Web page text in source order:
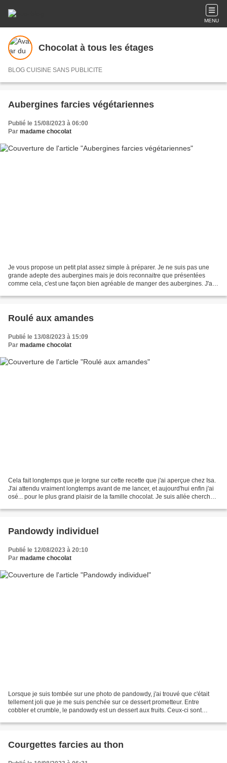
MENU
Chocolat à tous les étages
BLOG CUISINE SANS PUBLICITE
Aubergines farcies végétariennes
Publié le 15/08/2023 à 06:00
Par madame chocolat
Je vous propose un petit plat assez simple à préparer. Je ne suis pas une
grande adepte des aubergines mais je dois reconnaitre que présentées
comme cela, c'est une façon bien agréable de manger des aubergines. J'ai
Roulé aux amandes
Publié le 13/08/2023 à 15:09
Par madame chocolat
Cela fait longtemps que je lorgne sur cette recette que j'ai aperçue chez Isa.
J'ai attendu vraiment longtemps avant de me lancer, et aujourd'hui enfin j'ai
osé... pour le plus grand plaisir de la famille chocolat. Je suis allée chercher
Pandowdy individuel
Publié le 12/08/2023 à 20:10
Par madame chocolat
Lorsque je suis tombée sur une photo de pandowdy, j'ai trouvé que c'était
tellement joli que je me suis penchée sur ce dessert prometteur. Entre
cobbler et crumble, le pandowdy est un dessert aux fruits. Ceux-ci sont
Courgettes farcies au thon